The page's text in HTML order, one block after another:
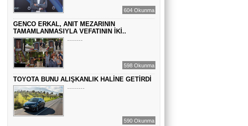
DÜNYANIN MERKEZİNDE YAŞADIĞINI
SANANLAR...
604 Okunma
GENCO ERKAL, ANIT MEZARININ
TAMAMLANMASIYLA VEFATININ İKİ..
........
598 Okunma
TOYOTA BUNU ALIŞKANLIK HALİNE GETİRDİ
.........
590 Okunma